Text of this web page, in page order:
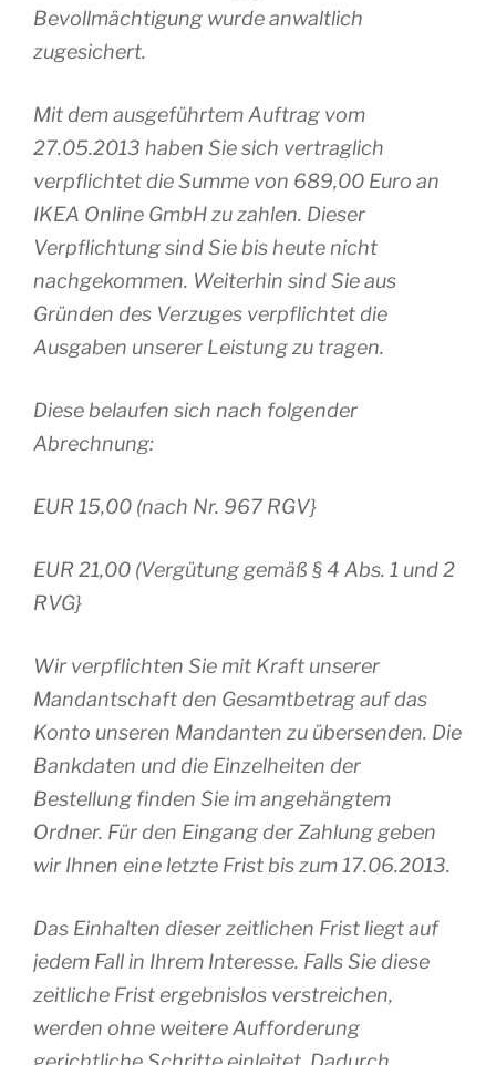
Bevollmächtigung wurde anwaltlich
zugesichert.
Mit dem ausgeführtem Auftrag vom
27.05.2013 haben Sie sich vertraglich
verpflichtet die Summe von 689,00 Euro an
IKEA Online GmbH zu zahlen. Dieser
Verpflichtung sind Sie bis heute nicht
nachgekommen. Weiterhin sind Sie aus
Gründen des Verzuges verpflichtet die
Ausgaben unserer Leistung zu tragen.
Diese belaufen sich nach folgender
Abrechnung:
EUR 15,00 (nach Nr. 967 RGV}
EUR 21,00 (Vergütung gemäß § 4 Abs. 1 und 2
RVG}
Wir verpflichten Sie mit Kraft unserer
Mandantschaft den Gesamtbetrag auf das
Konto unseren Mandanten zu übersenden. Die
Bankdaten und die Einzelheiten der
Bestellung finden Sie im angehängtem
Ordner. Für den Eingang der Zahlung geben
wir Ihnen eine letzte Frist bis zum 17.06.2013.
Das Einhalten dieser zeitlichen Frist liegt auf
jedem Fall in Ihrem Interesse. Falls Sie diese
zeitliche Frist ergebnislos verstreichen,
werden ohne weitere Aufforderung